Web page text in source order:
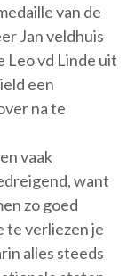
van de
Jan veldhuis
Leo vd Linde uit
een
na te
vaak
want
zo goed
te verliezen je
alles steeds